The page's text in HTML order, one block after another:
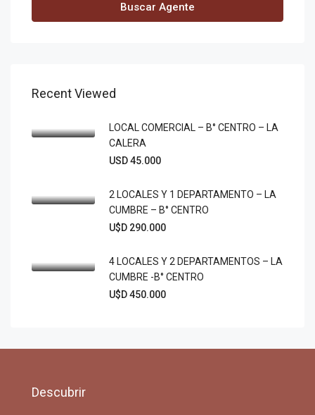
Buscar Agente
Recent Viewed
LOCAL COMERCIAL – B° CENTRO – LA
CALERA
USD 45.000
2 LOCALES Y 1 DEPARTAMENTO – LA
CUMBRE – B° CENTRO
U$D 290.000
4 LOCALES Y 2 DEPARTAMENTOS – LA
CUMBRE -B° CENTRO
U$D 450.000
Descubrir